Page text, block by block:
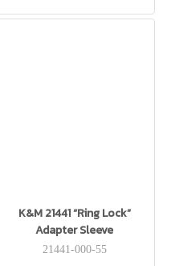
K&M 21441 “Ring Lock”
Adapter Sleeve
21441-000-55